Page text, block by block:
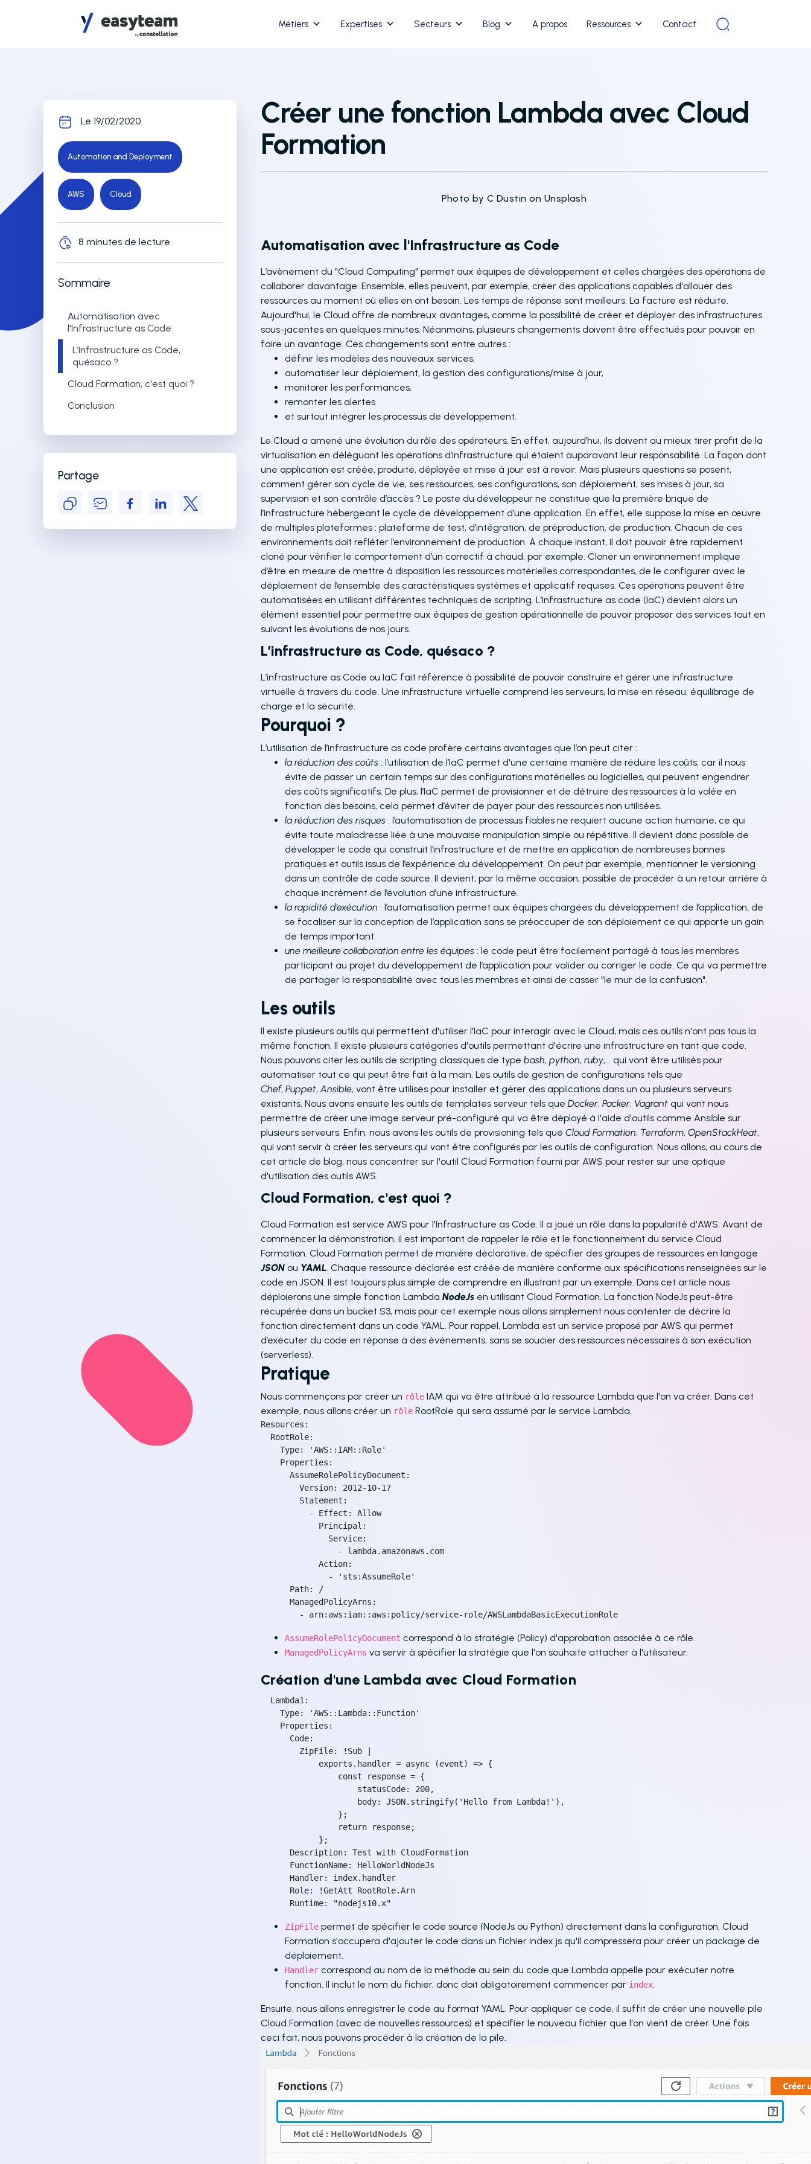
Contact
Ressources
A propos
Blog
Secteurs
Expertises
Métiers
Le 19/02/2020
Automation and Deployment
AWS Cloud
8 minutes de lecture
Sommaire
Automatisation avec
l'Infrastructure as Code
L’infrastructure as Code,
quésaco ?
Cloud Formation, c'est quoi ?
Conclusion
Partage
Créer une fonction Lambda avec Cloud
Formation
Photo by C Dustin on Unsplash
Automatisation avec l'Infrastructure as Code
L’avènement du "Cloud Computing" permet aux équipes de développement et celles chargées des opérations de
collaborer davantage. Ensemble, elles peuvent, par exemple, créer des applications capables d'allouer des
ressources au moment où elles en ont besoin. Les temps de réponse sont meilleurs. La facture est réduite.
Aujourd'hui, le Cloud offre de nombreux avantages, comme la possibilité de créer et déployer des infrastructures
sous-jacentes en quelques minutes. Néanmoins, plusieurs changements doivent être effectués pour pouvoir en
faire un avantage. Ces changements sont entre autres :
définir les modèles des nouveaux services,
automatiser leur déploiement, la gestion des configurations/mise à jour,
monitorer les performances,
remonter les alertes
et surtout intégrer les processus de développement.
Le Cloud a amené une évolution du rôle des opérateurs. En effet, aujourd’hui, ils doivent au mieux tirer profit de la
virtualisation en déléguant les opérations d’infrastructure qui étaient auparavant leur responsabilité. La façon dont
une application est créée, produite, déployée et mise à jour est à revoir. Mais plusieurs questions se posent,
comment gérer son cycle de vie, ses ressources, ses configurations, son déploiement, ses mises à jour, sa
supervision et son contrôle d’accès ? Le poste du développeur ne constitue que la première brique de
l’infrastructure hébergeant le cycle de développement d’une application. En effet, elle suppose la mise en œuvre
de multiples plateformes : plateforme de test, d’intégration, de préproduction, de production. Chacun de ces
environnements doit refléter l’environnement de production. À chaque instant, il doit pouvoir être rapidement
cloné pour vérifier le comportement d’un correctif à chaud, par exemple. Cloner un environnement implique
d’être en mesure de mettre à disposition les ressources matérielles correspondantes, de le configurer avec le
déploiement de l’ensemble des caractéristiques systèmes et applicatif requises. Ces opérations peuvent être
automatisées en utilisant différentes techniques de scripting. L’infrastructure as code (IaC) devient alors un
élément essentiel pour permettre aux équipes de gestion opérationnelle de pouvoir proposer des services tout en
suivant les évolutions de nos jours.
L’infrastructure as Code, quésaco ?
L’infrastructure as Code ou IaC fait référence à possibilité de pouvoir construire et gérer une infrastructure
virtuelle à travers du code. Une infrastructure virtuelle comprend les serveurs, la mise en réseau, équilibrage de
charge et la sécurité.
Pourquoi ?
L’utilisation de l’infrastructure as code profère certains avantages que l’on peut citer :
la réduction des coûts : l’utilisation de l’IaC permet d'une certaine manière de réduire les coûts, car il nous
évite de passer un certain temps sur des configurations matérielles ou logicielles, qui peuvent engendrer
des coûts significatifs. De plus, l’IaC permet de provisionner et de détruire des ressources à la volée en
fonction des besoins, cela permet d’éviter de payer pour des ressources non utilisées.
la réduction des risques : l’automatisation de processus fiables ne requiert aucune action humaine, ce qui
évite toute maladresse liée à une mauvaise manipulation simple ou répétitive. Il devient donc possible de
développer le code qui construit l’infrastructure et de mettre en application de nombreuses bonnes
pratiques et outils issus de l’expérience du développement. On peut par exemple, mentionner le versioning
dans un contrôle de code source. Il devient, par la même occasion, possible de procéder à un retour arrière à
chaque incrément de l’évolution d’une infrastructure.
la rapidité d’exécution : l’automatisation permet aux équipes chargées du développement de l’application, de
se focaliser sur la conception de l’application sans se préoccuper de son déploiement ce qui apporte un gain
de temps important.
une meilleure collaboration entre les équipes : le code peut être facilement partagé à tous les membres
participant au projet du développement de l’application pour valider ou corriger le code. Ce qui va permettre
de partager la responsabilité avec tous les membres et ainsi de casser "le mur de la confusion".
Les outils
Il existe plusieurs outils qui permettent d'utiliser l'IaC pour interagir avec le Cloud, mais ces outils n'ont pas tous la
même fonction. Il existe plusieurs catégories d'outils permettant d'écrire une infrastructure en tant que code.
Nous pouvons citer les outils de scripting classiques de type bash, python, ruby,... qui vont être utilisés pour
automatiser tout ce qui peut être fait à la main. Les outils de gestion de configurations tels que
Chef, Puppet, Ansible, vont être utilisés pour installer et gérer des applications dans un ou plusieurs serveurs
existants. Nous avons ensuite les outils de templates serveur tels que Docker, Packer, Vagrant qui vont nous
permettre de créer une image serveur pré-configuré qui va être déployé à l'aide d'outils comme Ansible sur
plusieurs serveurs. Enfin, nous avons les outils de provisioning tels que Cloud Formation, Terraform, OpenStackHeat,
qui vont servir à créer les serveurs qui vont être configurés par les outils de configuration. Nous allons, au cours de
cet article de blog, nous concentrer sur l'outil Cloud Formation fourni par AWS pour rester sur une optique
d'utilisation des outils AWS.
Cloud Formation, c'est quoi ?
Cloud Formation est service AWS pour l'Infrastructure as Code. Il a joué un rôle dans la popularité d'AWS. Avant de
commencer la démonstration, il est important de rappeler le rôle et le fonctionnement du service Cloud
Formation. Cloud Formation permet de manière déclarative, de spécifier des groupes de ressources en langage
JSON ou YAML. Chaque ressource déclarée est créée de manière conforme aux spécifications renseignées sur le
code en JSON. Il est toujours plus simple de comprendre en illustrant par un exemple. Dans cet article nous
déploierons une simple fonction Lambda NodeJs en utilisant Cloud Formation. La fonction NodeJs peut-être
récupérée dans un bucket S3, mais pour cet exemple nous allons simplement nous contenter de décrire la
fonction directement dans un code YAML. Pour rappel, Lambda est un service proposé par AWS qui permet
d’exécuter du code en réponse à des événements, sans se soucier des ressources nécessaires à son exécution
(serverless).
Pratique
Nous commençons par créer un rôle IAM qui va être attribué à la ressource Lambda que l'on va créer. Dans cet
exemple, nous allons créer un rôle RootRole qui sera assumé par le service Lambda.
Resources:
  RootRole:
    Type: 'AWS::IAM::Role'
    Properties:
      AssumeRolePolicyDocument:
        Version: 2012-10-17
        Statement:
          - Effect: Allow
            Principal:
              Service:
                - lambda.amazonaws.com
            Action:
              - 'sts:AssumeRole'
      Path: /
      ManagedPolicyArns:
        - arn:aws:iam::aws:policy/service-role/AWSLambdaBasicExecutionRole
AssumeRolePolicyDocument correspond à la stratégie (Policy) d'approbation associée à ce rôle.
ManagedPolicyArns va servir à spécifier la stratégie que l'on souhaite attacher à l'utilisateur.
Création d'une Lambda avec Cloud Formation
  Lambda1:
    Type: 'AWS::Lambda::Function'
    Properties:
      Code:
        ZipFile: !Sub |
            exports.handler = async (event) => {
                const response = {
                    statusCode: 200,
                    body: JSON.stringify('Hello from Lambda!'),
                };
                return response;
            };
      Description: Test with CloudFormation
      FunctionName: HelloWorldNodeJs
      Handler: index.handler
      Role: !GetAtt RootRole.Arn
      Runtime: "nodejs10.x"
ZipFile permet de spécifier le code source (NodeJs ou Python) directement dans la configuration. Cloud
Formation s'occupera d'ajouter le code dans un fichier index.js qu'il compressera pour créer un package de
déploiement.
Handler correspond au nom de la méthode au sein du code que Lambda appelle pour exécuter notre
fonction. Il inclut le nom du fichier, donc doit obligatoirement commencer par index.
Ensuite, nous allons enregistrer le code au format YAML. Pour appliquer ce code, il suffit de créer une nouvelle pile
Cloud Formation (avec de nouvelles ressources) et spécifier le nouveau fichier que l'on vient de créer. Une fois
ceci fait, nous pouvons procéder à la création de la pile.